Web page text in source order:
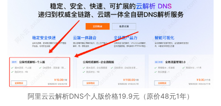
阿里云云解析DNS个人版价格19.9元（原价48元1年）